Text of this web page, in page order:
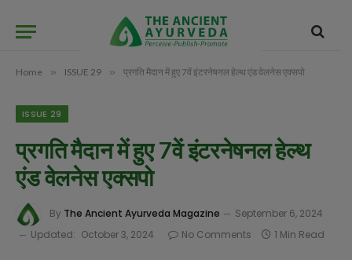
Home » ISSUE 29 » प्रगति मैदान में हुए 7वें इंटरनेषनल हेल्थ एंड वेलनेस एक्सपो
ISSUE 29
प्रगति मैदान में हुए 7वें इंटरनेषनल हेल्थ
एंड वेलनेस एक्सपो
By The Ancient Ayurveda Magazine
September 6, 2024
Updated: October 3, 2024 No Comments 1 Min Read